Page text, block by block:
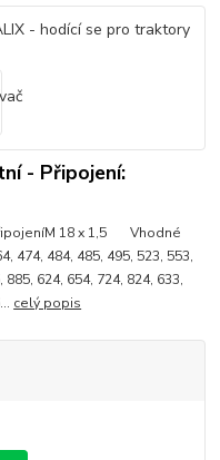
- Připojení:
18 x 1,5 Vhodné
484, 485, 495, 523, 553,
624, 654, 724, 824, 633,
celý popis